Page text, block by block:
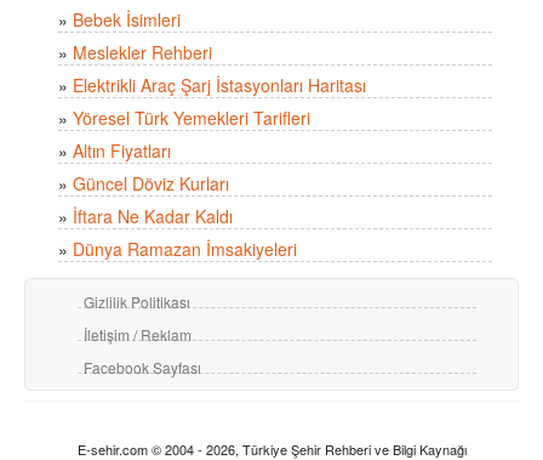
» Bebek İsimleri
» Meslekler Rehberi
» Elektrikli Araç Şarj İstasyonları Haritası
» Yöresel Türk Yemekleri Tarifleri
» Altın Fiyatları
» Güncel Döviz Kurları
» İftara Ne Kadar Kaldı
» Dünya Ramazan İmsakiyeleri
Gizlilik Politikası
İletişim / Reklam
Facebook Sayfası
E-sehir.com © 2004 - 2026, Türkiye Şehir Rehberi ve Bilgi Kaynağı